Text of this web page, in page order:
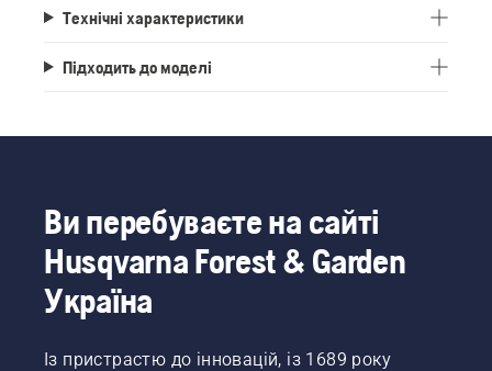
Технічні характеристики
Підходить до моделі
Ви перебуваєте на сайті
Husqvarna Forest & Garden
Україна
Із пристрастю до інновацій, із 1689 року